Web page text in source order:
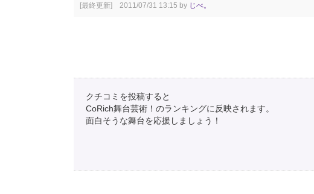
[最終更新] 2011/07/31 13:15 by じべ。
クチコミを投稿すると
CoRich舞台芸術！のランキングに反映されます。
面白そうな舞台を応援しましょう！